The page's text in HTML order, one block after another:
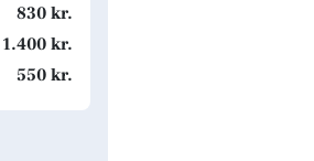
830 kr.
1.400 kr.
550 kr.